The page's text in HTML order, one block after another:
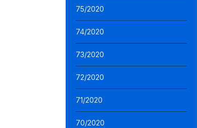
75/2020
74/2020
73/2020
72/2020
71/2020
70/2020